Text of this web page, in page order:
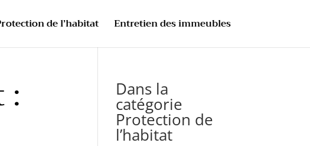
de l’habitat Entretien des immeubles
: Dans la
catégorie
Protection de
l’habitat